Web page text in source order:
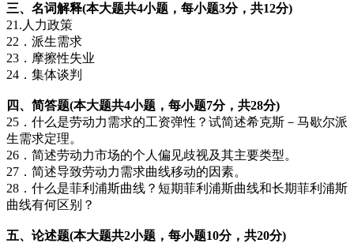
三、名词解释(本大题共4小题，每小题3分，共12分)
21.人力政策
22．派生需求
23．摩擦性失业
24．集体谈判
四、简答题(本大题共4小题，每小题7分，共28分)
25．什么是劳动力需求的工资弹性？试简述希克斯－马歇尔派
生需求定理。
26．简述劳动力市场的个人偏见歧视及其主要类型。
27．简述导致劳动力需求曲线移动的因素。
28．什么是菲利浦斯曲线？短期菲利浦斯曲线和长期菲利浦斯
曲线有何区别？
五、论述题(本大题共2小题，每小题10分，共20分)